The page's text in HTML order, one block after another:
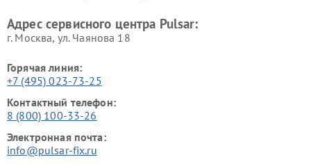
Адрес сервисного центра Pulsar:
г. Москва, ул. Чаянова 18
Горячая линия:
+7 (495) 023-73-25
Контактный телефон:
8 (800) 100-33-26
Электронная почта:
info@pulsar-fix.ru